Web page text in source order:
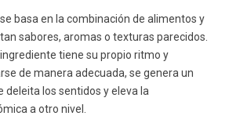
basa en la combinación de alimentos y
sabores, aromas o texturas parecidos.
tiene su propio ritmo y
de manera adecuada, se genera un
deleita los sentidos y eleva la
a otro nivel.